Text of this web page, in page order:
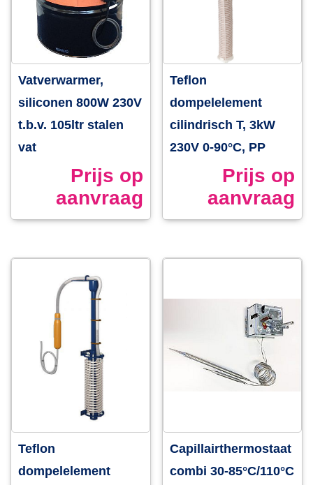
Vatverwarmer,
siliconen 800W 230V
t.b.v. 105ltr stalen
vat
Prijs op
aanvraag
Teflon
dompelelement
cilindrisch T, 3kW
230V 0-90°C, PP
Prijs op
aanvraag
Teflon
dompelelement
Capillairthermostaat
combi 30-85°C/110°C